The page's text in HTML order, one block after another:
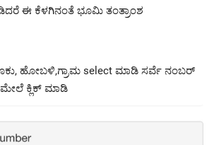
ಈ ಕೆಳಗಿನಂತೆ ಭೂಮಿ ತಂತ್ರಾಂಶ
ಹೋಬಳಿ,ಗ್ರಾಮ select ಮಾಡಿ ಸರ್ವೆ ನಂಬರ್
ಮೇಲೆ ಕ್ಲಿಕ್ ಮಾಡಿ